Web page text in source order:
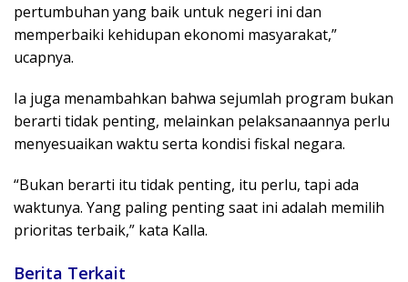
pertumbuhan yang baik untuk negeri ini dan
memperbaiki kehidupan ekonomi masyarakat,”
ucapnya.
Ia juga menambahkan bahwa sejumlah program bukan
berarti tidak penting, melainkan pelaksanaannya perlu
menyesuaikan waktu serta kondisi fiskal negara.
“Bukan berarti itu tidak penting, itu perlu, tapi ada
waktunya. Yang paling penting saat ini adalah memilih
prioritas terbaik,” kata Kalla.
Berita Terkait